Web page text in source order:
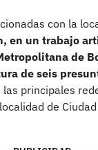
con la
en un trabajo
de
de seis
las principales
de